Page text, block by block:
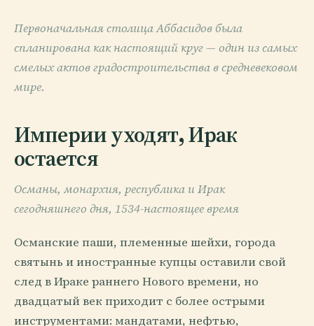
Первоначальная столица Аббасидов была
спланирована как настоящий круг — один из самых
смелых актов градостроительства в средневековом
мире.
Империи уходят, Ирак
остается
Османы, монархия, республика и Ирак
сегодняшнего дня, 1534-настоящее время
Османские паши, племенные шейхи, города
святынь и иностранные купцы оставили свой
след в Ираке раннего Нового времени, но
двадцатый век приходит с более острыми
инструментами: мандатами, нефтью,